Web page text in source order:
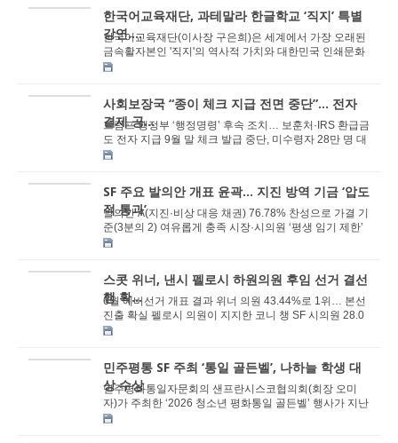
한국어교육재단, 과테말라 한글학교 ‘직지’ 특별
강연....
한국어교육재단(이사장 구은희)은 세계에서 가장 오래된
금속활자본인 '직지'의 역사적 가치와 대한민국 인쇄문화
의 우수성을 중앙아메리카에 위치한 과...
사회보장국 “종이 체크 지급 전면 중단”… 전자
결제 공...
트럼프 행정부 ‘행정명령’ 후속 조치… 보훈처·IRS 환급금
도 전자 지급 9월 말 체크 발급 중단, 미수령자 28만 명 대
상 “속히 ...
SF 주요 발의안 개표 윤곽… 지진 방역 기금 ‘압도
적 통과’
발의안 A(지진·비상 대응 채권) 76.78% 찬성으로 가결 기
준(3분의 2) 여유롭게 충족 시장·시의원 ‘평생 임기 제한’
발의안 B, 54.98% ...
스콧 위너, 낸시 펠로시 하원의원 후임 선거 결선
행 확...
6월 예비선거 개표 결과 위너 의원 43.44%로 1위… 본선
진출 확실 펠로시 의원이 지지한 코니 챙 SF 시의원 28.0
7%로 뒤이어 미국 정계에서 가장 강력한 ...
민주평통 SF 주최 ‘통일 골든벨’, 나하늘 학생 대
상 수상
민주평화통일자문회의 샌프란시스코협의회(회장 오미
자)가 주최한 ‘2026 청소년 평화통일 골든벨’ 행사가 지난
5월 16일 쿠퍼티노 퀸란센터에서 성황...